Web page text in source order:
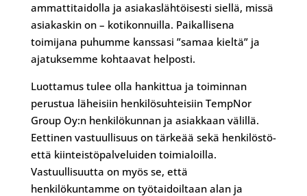
ammattitaidolla ja asiakaslähtöisesti siellä, missä
asiakaskin on – kotikonnuilla. Paikallisena
toimijana puhumme kanssasi ”samaa kieltä” ja
ajatuksemme kohtaavat helposti.
Luottamus tulee olla hankittua ja toiminnan
perustua läheisiin henkilösuhteisiin TempNor
Group Oy:n henkilökunnan ja asiakkaan välillä.
Eettinen vastuullisuus on tärkeää sekä henkilöstö-
että kiinteistöpalveluiden toimialoilla.
Vastuullisuutta on myös se, että
henkilökuntamme on työtaidoiltaan alan ja